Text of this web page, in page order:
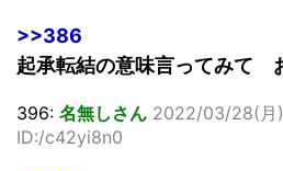
>>386
起承転結の意味言ってみて
396: 名無しさん 2022/03/28(月
ID:/c42yi8n0